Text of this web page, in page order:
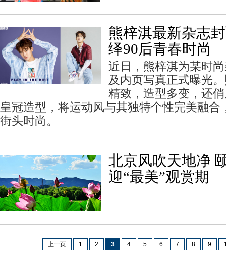
熊梓淇最新杂志
绎90后青春时尚
近日，熊梓淇为某时
及内页写真正式曝光
精致，造型多变，还
皇冠造型，将运动风与其独特个性完美融合
街头时尚。
北京风吹天地净
迎“最美”观赏期
上一页 1 2 3 4 5 6 7 8 9